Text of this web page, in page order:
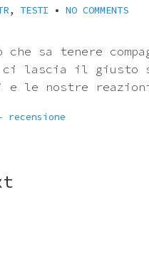
, TESTI • NO COMMENTS
sa tenere
lascia il giusto
e le nostre
recensione